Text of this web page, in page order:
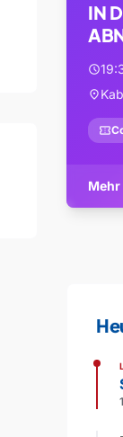
IN
schedule
location_on
confirmation_number